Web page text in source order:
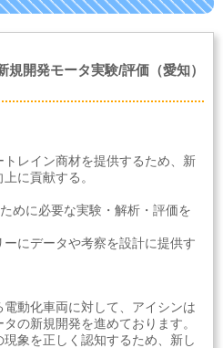
開発モータ実験/評価（愛知）
レイン商材を提供するため、新
に貢献する。
に必要な実験・解析・評価を
にデータや考察を設計に提供す
動化車両に対して、アイシンは
の新規開発を進めております。
象を正しく認知するため、新し